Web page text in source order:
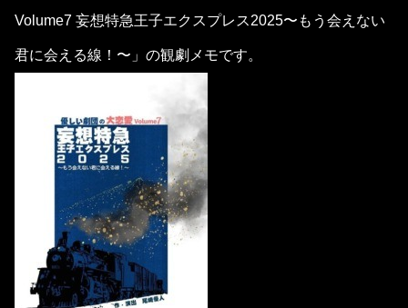
Volume7 妄想特急王子エクスプレス2025〜もう会えない
君に会える線！〜」の観劇メモです。